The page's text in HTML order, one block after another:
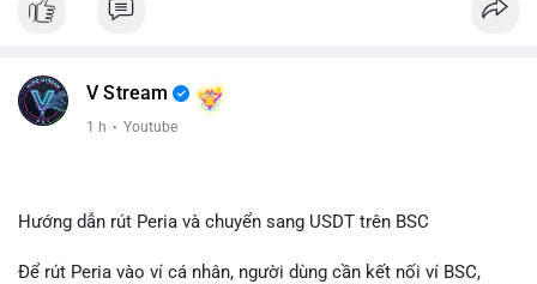
255 nghìn USD) được chuyển trong một giao dịch duy nhất cho
chuyển một phần nhỏ trong tổng thể nắm giữ (thường là ví lớn
hàng trăm BTC) phản ánh hành vi thăm dò thanh khoản hoặc
đích đến là ví lạnh, đây là tín hiệu tích lũy dài hạn, tạo tâm lý
V Stream
1 h · Youtube
Hướng dẫn rút Peria và chuyển sang USDT trên BSC
Để rút Peria vào ví cá nhân, người dùng cần kết nối ví BSC,